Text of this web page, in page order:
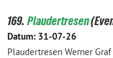
169. Plaudertresen
Datum: 31-07-26
Plaudertresen Werner